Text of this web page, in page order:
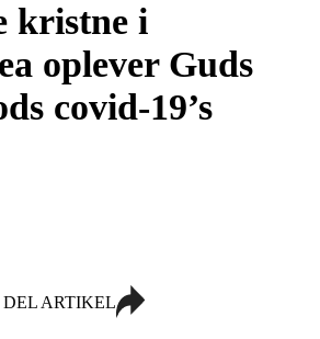
kristne i
oplever Guds
covid-19’s
DEL ARTIKEL